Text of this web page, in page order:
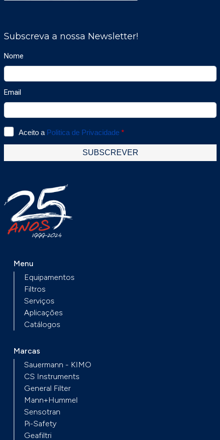
mesmo tipo de gás. Alternativamente, um
1) pode ser conectado a uma das slots SC
(neste caso só pode conectar um sensor). A
WSB garante a alimentação do SC/SSAX-1 e
prepara os valores medidos do sensor para
comunicação digital. A comunicação com o
controlador DGC é feita via interface de
comunicação de campo RS-485 com
protocolo DGC. Os relés de alarme opcionais
podem ser controlados pelo controlador
reconhecimento e outras opções, como
display ou vários protocolos de comunicação
para conexão directa a sistemas de gestão
de edifícios de nível superior, garantem que
ela seja adaptada à ampla gama de
Menu
Equipamentos
Filtros
Serviços
Aplicações
Catálogos
Marcas
Sauermann - KIMO
CS Instruments
General Filter
Mann+Hummel
Sensotran
Pi-Safety
Geafiltri